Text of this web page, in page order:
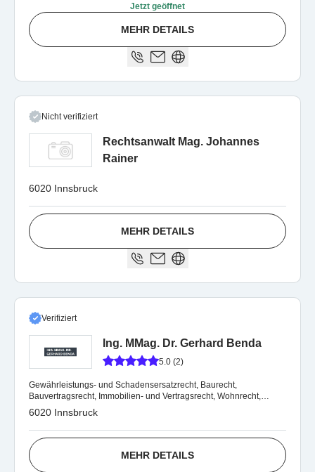
Jetzt geöffnet
MEHR DETAILS
Nicht verifiziert
Rechtsanwalt Mag. Johannes
Rainer
6020 Innsbruck
MEHR DETAILS
Verifiziert
Ing. MMag. Dr. Gerhard Benda
5.0 (2)
Gewährleistungs- und Schadensersatzrecht, Baurecht,
Bauvertragsrecht, Immobilien- und Vertragsrecht, Wohnrecht,
Verkehrsrecht, Erbrecht, Medizinrecht
6020 Innsbruck
MEHR DETAILS